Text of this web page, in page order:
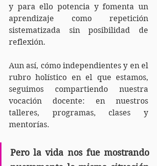
y para ello potencia y fomenta un
aprendizaje como repetición
sistematizada sin posibilidad de
reflexión.
Aun así, cómo independientes y en el
rubro holístico en el que estamos,
seguimos compartiendo nuestra
vocación docente: en nuestros
talleres, programas, clases y
mentorías.
Pero la vida nos fue mostrando